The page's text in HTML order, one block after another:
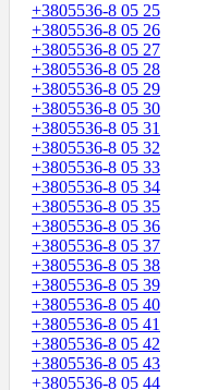
+3805536-8 05 25
+3805536-8 05 26
+3805536-8 05 27
+3805536-8 05 28
+3805536-8 05 29
+3805536-8 05 30
+3805536-8 05 31
+3805536-8 05 32
+3805536-8 05 33
+3805536-8 05 34
+3805536-8 05 35
+3805536-8 05 36
+3805536-8 05 37
+3805536-8 05 38
+3805536-8 05 39
+3805536-8 05 40
+3805536-8 05 41
+3805536-8 05 42
+3805536-8 05 43
+3805536-8 05 44